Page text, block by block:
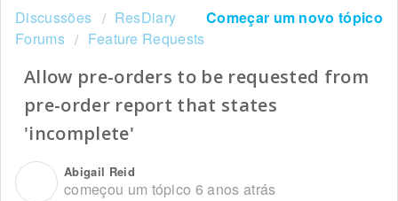
Começar um novo tópico
Discussões
ResDiary
Forums
Feature Requests
Allow pre-orders to be requested from
pre-order report that states
'incomplete'
Abigail Reid
começou um tópico 6 anos atrás